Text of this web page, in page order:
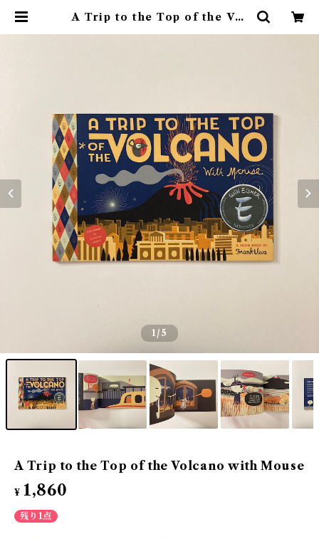
A Trip to the Top of the Vol
1/5
A Trip to the Top of the Volcano with Mouse
¥ 1,860
残り1点